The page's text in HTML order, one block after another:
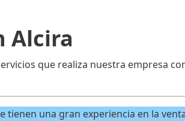
Alcira
que realiza nuestra empresa
una gran experiencia en la